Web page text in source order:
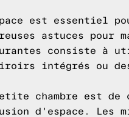
est essentiel
astuces pour
consiste à
intégrés ou des
chambre est de
d'espace. Les